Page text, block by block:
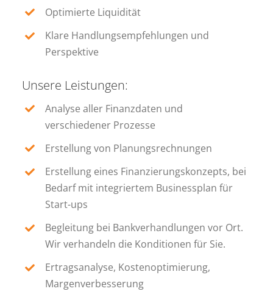
Optimierte Liquidität
Klare Handlungsempfehlungen und
Perspektive
Unsere Leistungen:
Analyse aller Finanzdaten und
verschiedener Prozesse
Erstellung von Planungsrechnungen
Erstellung eines Finanzierungskonzepts, bei
Bedarf mit integriertem Businessplan für
Start-ups
Begleitung bei Bankverhandlungen vor Ort.
Wir verhandeln die Konditionen für Sie.
Ertragsanalyse, Kostenoptimierung,
Margenverbesserung